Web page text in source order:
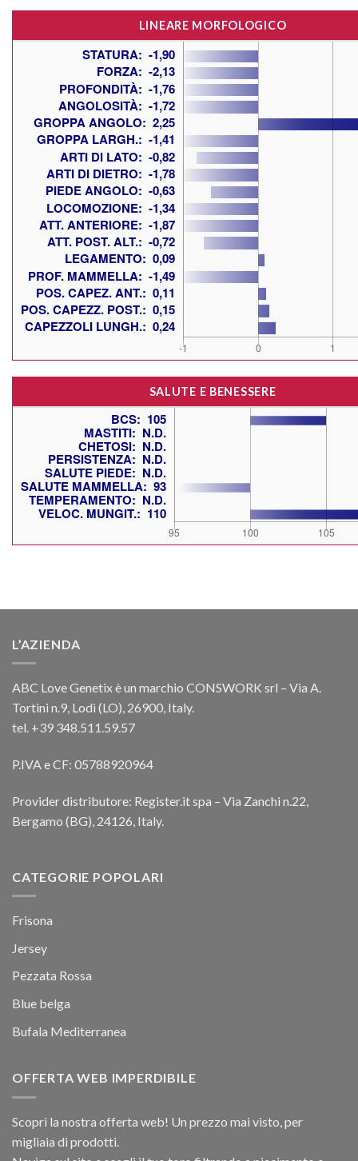
LINEARE MORFOLOGICO
SALUTE E BENESSERE
L’AZIENDA
ABC Love Genetix è un marchio CONSWORK srl – Via A.
Tortini n.9, Lodi (LO), 26900, Italy.
tel. +39 348.511.59.57
P.IVA e CF: 05788920964
Provider distributore: Register.it spa – Via Zanchi n.22,
Bergamo (BG), 24126, Italy.
CATEGORIE POPOLARI
Frisona
Jersey
Pezzata Rossa
Blue belga
Bufala Mediterranea
OFFERTA WEB IMPERDIBILE
Scopri la nostra offerta web! Un prezzo mai visto, per
migliaia di prodotti.